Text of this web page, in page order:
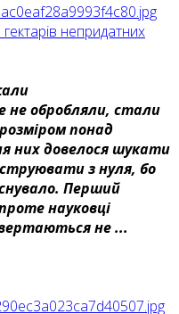
непридатних
обробляли, стали
понад
них довелося шукати
з нуля, бо
Перший
науковці
не ...